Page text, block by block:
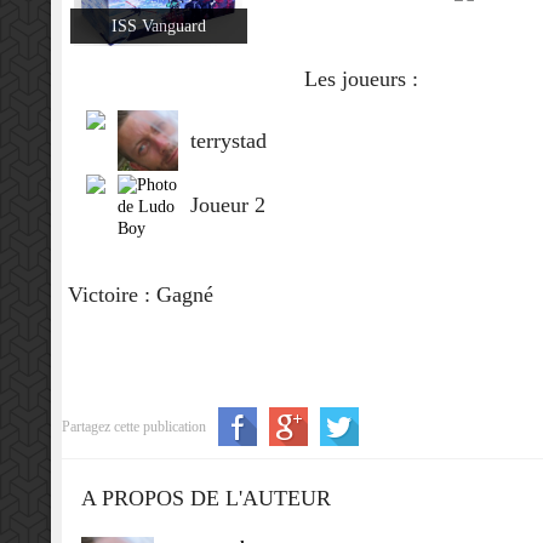
ISS Vanguard
Les joueurs :
terrystad
Joueur 2
Victoire : Gagné
Partagez cette publication
A PROPOS DE L'AUTEUR